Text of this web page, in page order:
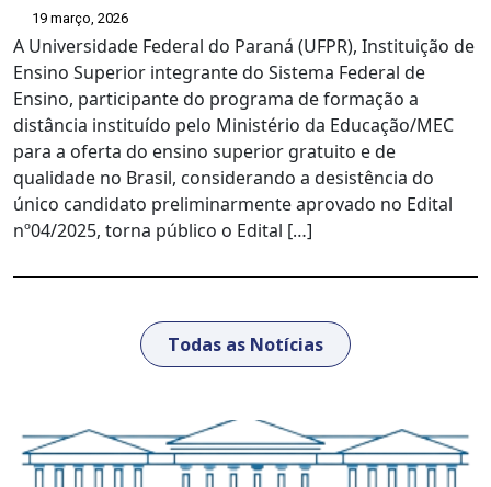
19 março, 2026
A Universidade Federal do Paraná (UFPR), Instituição de
Ensino Superior integrante do Sistema Federal de
Ensino, participante do programa de formação a
distância instituído pelo Ministério da Educação/MEC
para a oferta do ensino superior gratuito e de
qualidade no Brasil, considerando a desistência do
único candidato preliminarmente aprovado no Edital
nº04/2025, torna público o Edital […]
Todas as Notícias